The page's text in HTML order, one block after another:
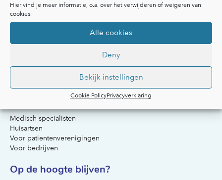
Hier vind je meer informatie, o.a. over het verwijderen of weigeren van
cookies.
Alle cookies
Deny
Bekijk instellingen
Cookie PolicyPrivacyverklaring
Voor patiënten
Voor patiënten
Veelgestelde vragen
Afspraak maken
Ik heb een klacht
Medisch specialisten
Huisartsen
Voor patientenverenigingen
Voor bedrijven
Op de hoogte blijven?